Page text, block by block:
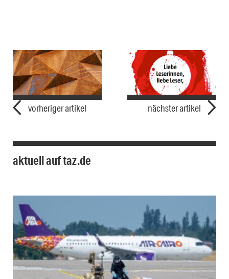
vorheriger artikel nächster artikel
aktuell auf taz.de